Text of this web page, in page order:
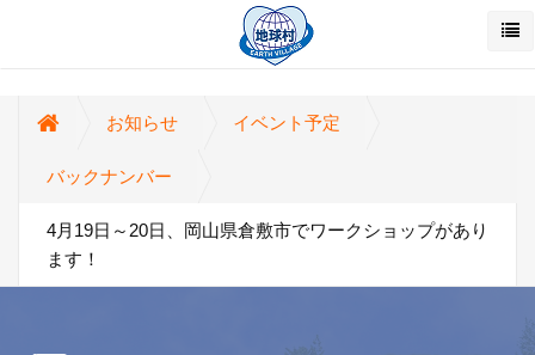
お知らせ イベント予定
バックナンバー
4月19日～20日、岡山県倉敷市でワークショップがあり
ます！